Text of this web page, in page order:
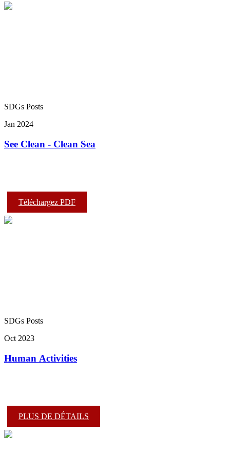
SDGs Posts
Jan 2024
See Clean - Clean Sea
Téléchargez PDF
SDGs Posts
Oct 2023
Human Activities
PLUS DE DÉTAILS